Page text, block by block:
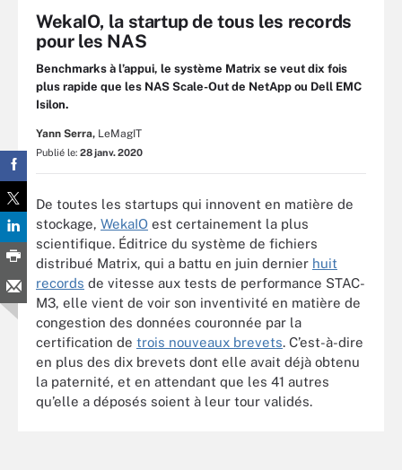
WekaIO, la startup de tous les records
pour les NAS
Benchmarks à l’appui, le système Matrix se veut dix fois
plus rapide que les NAS Scale-Out de NetApp ou Dell EMC
Isilon.
Yann Serra, LeMagIT
Publié le: 28 janv. 2020
De toutes les startups qui innovent en matière de
stockage, WekaIO est certainement la plus
scientifique. Éditrice du système de fichiers
distribué Matrix, qui a battu en juin dernier huit
records de vitesse aux tests de performance STAC-
M3, elle vient de voir son inventivité en matière de
congestion des données couronnée par la
certification de trois nouveaux brevets. C’est-à-dire
en plus des dix brevets dont elle avait déjà obtenu
la paternité, et en attendant que les 41 autres
qu’elle a déposés soient à leur tour validés.